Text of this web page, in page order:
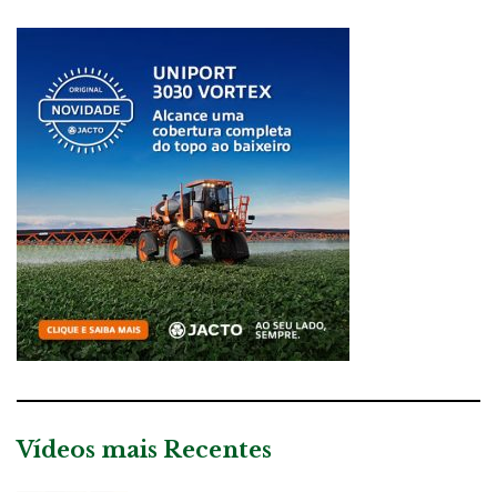
Vídeos mais Recentes